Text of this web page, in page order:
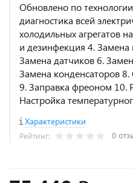
Обновлено по
диагностика всей
холодильных агрегатов
и дезинфекция 4. Замена
Замена датчиков 6.
Замена конденсаторов
9. Заправка фреоном 10.
Настройка
Характеристики
Рейтинг: 0